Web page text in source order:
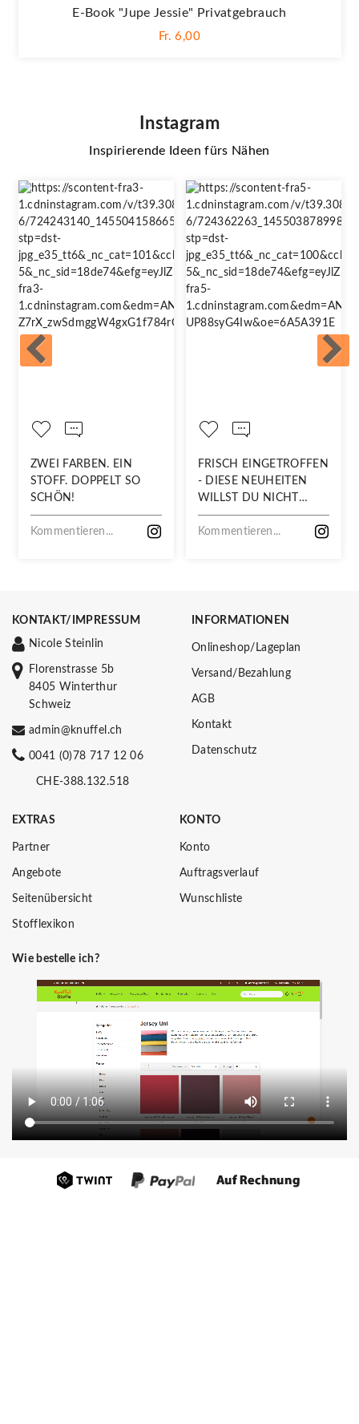
E-Book "Jupe Jessie" Privatgebrauch
Fr. 6,00
Instagram
Inspirierende Ideen fürs Nähen
ZWEI FARBEN. EIN
STOFF. DOPPELT SO
SCHÖN!
Kommentieren...
FRISCH EINGETROFFEN
- DIESE NEUHEITEN
WILLST DU NICHT
VERPASSEN!
Kommentieren...
KONTAKT/IMPRESSUM
Nicole Steinlin
Florenstrasse 5b
8405 Winterthur
Schweiz
admin@knuffel.ch
0041 (0)78 717 12 06
CHE-388.132.518
INFORMATIONEN
Onlineshop/Lageplan
Versand/Bezahlung
AGB
Kontakt
Datenschutz
EXTRAS
Partner
Angebote
Seitenübersicht
Stofflexikon
KONTO
Konto
Auftragsverlauf
Wunschliste
Wie bestelle ich?